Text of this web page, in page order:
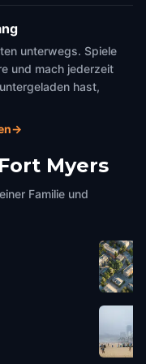
unterwegs. Spiele
und mach jederzeit
hast,
→
Fort Myers
Familie und